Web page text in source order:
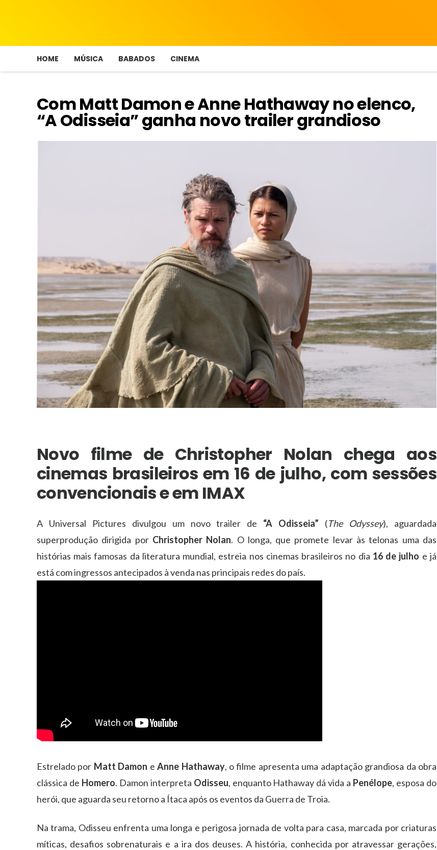
HOME MÚSICA BABADOS CINEMA
Com Matt Damon e Anne Hathaway no elenco,
“A Odisseia” ganha novo trailer grandioso
Novo filme de Christopher Nolan chega aos
cinemas brasileiros em 16 de julho, com sessões
convencionais e em IMAX
A Universal Pictures divulgou um novo trailer de “A Odisseia” (The Odyssey), aguardada
superprodução dirigida por Christopher Nolan. O longa, que promete levar às telonas uma das
histórias mais famosas da literatura mundial, estreia nos cinemas brasileiros no dia 16 de julho e já
está com ingressos antecipados à venda nas principais redes do país.
Estrelado por Matt Damon eAnne Hathaway, o filme apresenta uma adaptação grandiosa da obra
clássica de Homero. Damon interpreta Odisseu, enquanto Hathaway dá vida a Penélope, esposa do
herói, que aguarda seu retorno a Ítaca após os eventos da Guerra de Troia.
Na trama, Odisseu enfrenta uma longa e perigosa jornada de volta para casa, marcada por criaturas
míticas, desafios sobrenaturais e a ira dos deuses. A história, conhecida por atravessar gerações,